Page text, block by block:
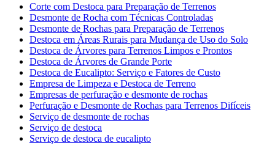
Corte com Destoca para Preparação de Terrenos
Desmonte de Rocha com Técnicas Controladas
Desmonte de Rochas para Preparação de Terrenos
Destoca em Áreas Rurais para Mudança de Uso do Solo
Destoca de Árvores para Terrenos Limpos e Prontos
Destoca de Árvores de Grande Porte
Destoca de Eucalipto: Serviço e Fatores de Custo
Empresa de Limpeza e Destoca de Terreno
Empresas de perfuração e desmonte de rochas
Perfuração e Desmonte de Rochas para Terrenos Difíceis
Serviço de desmonte de rochas
Serviço de destoca
Serviço de destoca de eucalipto